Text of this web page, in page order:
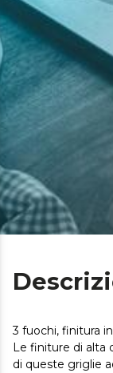
3 fuochi, finitura
Le finiture di alta
di queste griglie